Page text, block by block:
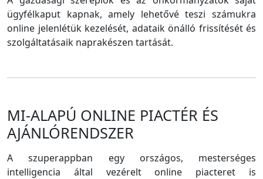
ügyfélkaput kapnak, amely lehetővé teszi számukra
online jelenlétük kezelését, adataik önálló frissítését és
szolgáltatásaik naprakészen tartását.
MI-ALAPÚ ONLINE PIACTÉR ÉS
AJÁNLÓRENDSZER
A szuperappban egy országos, mesterséges
intelligencia által vezérelt online piacteret is